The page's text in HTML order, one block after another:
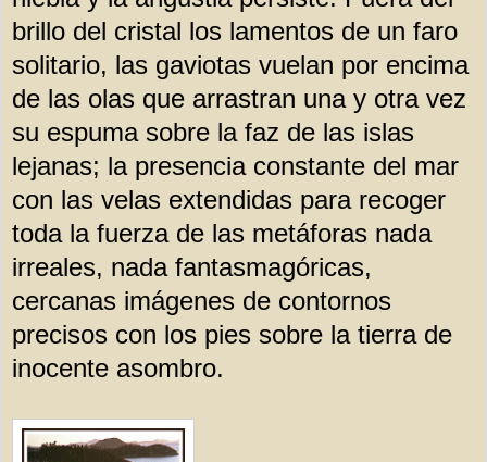
brillo del cristal los lamentos de un faro
solitario, las gaviotas vuelan por encima
de las olas que arrastran una y otra vez
su espuma sobre la faz de las islas
lejanas; la presencia constante del mar
con las velas extendidas para recoger
toda la fuerza de las metáforas nada
irreales, nada fantasmagóricas,
cercanas imágenes de contornos
precisos con los pies sobre la tierra de
inocente asombro.